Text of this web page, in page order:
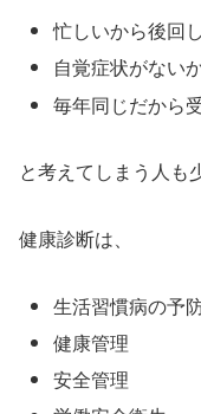
忙しいから後回し
自覚症状がない
毎年同じだから
と考えてしまう人も
健康診断は、
生活習慣病の予
健康管理
安全管理